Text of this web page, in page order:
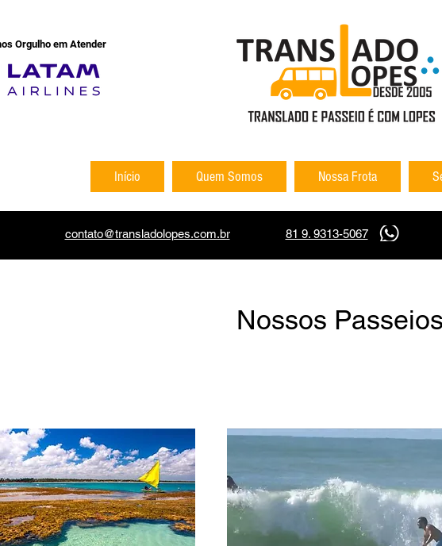
Orgulho em Atender
Início Quem Somos Nossa Frota
contato@transladolopes.com.br 81 9. 9313-5067
Nossos Passeios